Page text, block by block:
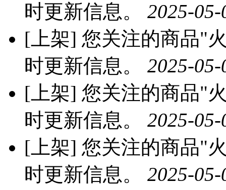
时更新信息。 2025-
[上架] 您关注的商品"
时更新信息。 2025-
[上架] 您关注的商品"
时更新信息。 2025-
[上架] 您关注的商品"
时更新信息。 2025-